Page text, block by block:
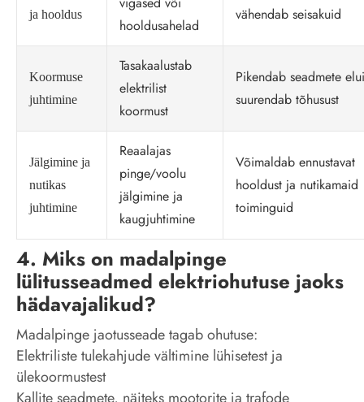
ja hooldus
hooldusahelad
vähendab seisakuid
Koormuse
juhtimine
Tasakaalustab
elektrilist
koormust
Pikendab seadmete
suurendab tõhusust
Jälgimine ja
nutikas
juhtimine
Reaalajas
pinge/voolu
jälgimine ja
kaugjuhtimine
Võimaldab ennustavat
hooldust ja nutikamaid
toiminguid
4. Miks on madalpinge
lülitusseadmed elektriohutuse jaoks
hädavajalikud?
Madalpinge jaotusseade tagab ohutuse:
Elektriliste tulekahjude vältimine lühisetest ja
ülekoormustest
Kallite seadmete, näiteks mootorite ja trafode